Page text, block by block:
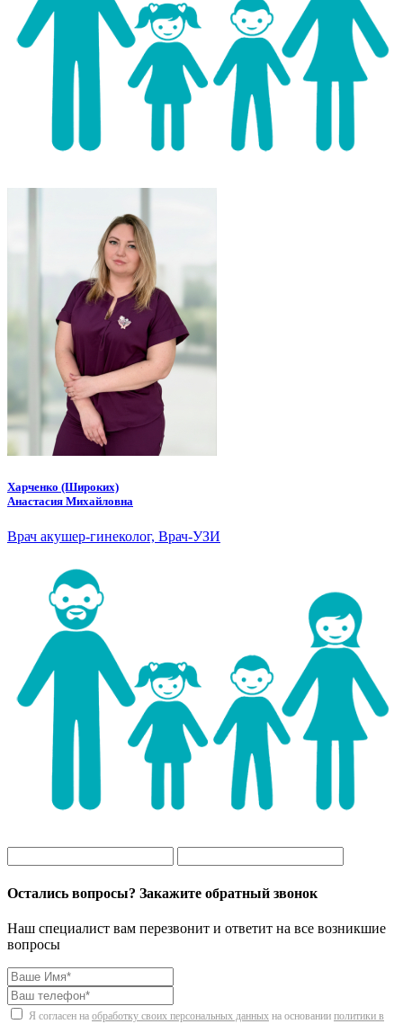
Харченко (Широких)
Анастасия Михайловна
Врач акушер-гинеколог, Врач-УЗИ
Остались вопросы? Закажите обратный звонок
Наш специалист вам перезвонит и ответит на все возникшие
вопросы
Я согласен на обработку своих персональных данных на основании политики в